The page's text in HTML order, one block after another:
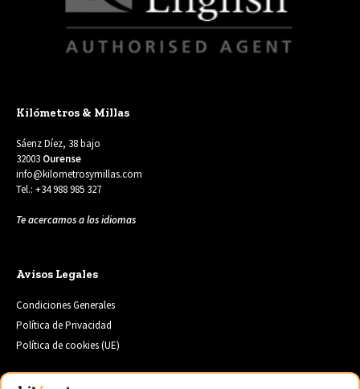
Kilómetros & Millas
Sáenz Díez, 38 bajo
32003 Ourense
info@kilometrosymillas.com
Tel.: +34 988 985 327
Te acercamos a los idiomas
Avisos Legales
Condiciones Generales
Política de Privacidad
Política de cookies (UE)